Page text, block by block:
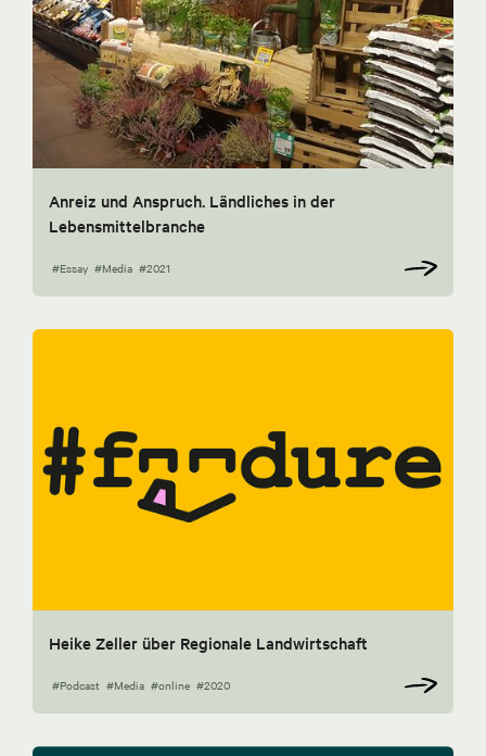
Anreiz und Anspruch. Ländliches in der
Lebensmittelbranche
#Essay #Media #2021
Heike Zeller über Regionale Landwirtschaft
#Podcast #Media #online #2020